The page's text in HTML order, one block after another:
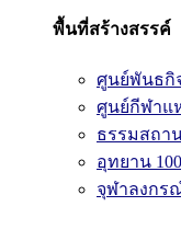
พื้นที่สร้างสรรค์
ศูนย์พันธกิ
ศูนย์กีฬาแ
ธรรมสถา
อุทยาน
จุฬาลงกร